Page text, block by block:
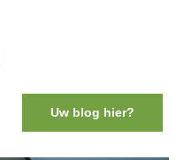
Uw blog hier?